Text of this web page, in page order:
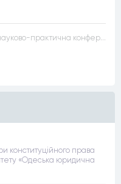
22 червня відбудеться Міжнародна науково-практична конференція “Конституційна демократія в умовах загроз територіальній цілісності та національній безпеці”
конституційного права
«Одеська юридична